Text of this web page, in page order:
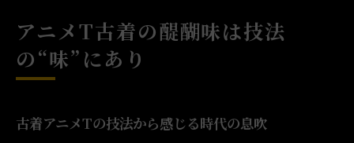
ヴィンテージ古着アニメTに息づく美意識の
秘密
アニメT古着の醍醐味は技法
の“味”にあり
古着アニメTの技法から感じる時代の息吹